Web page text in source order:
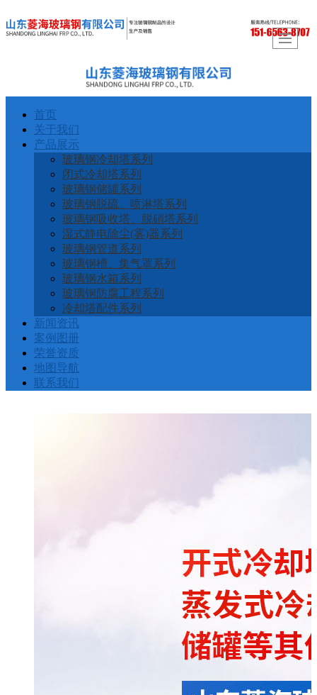
首页
关于我们
产品展示
玻璃钢冷却塔系列
闭式冷却塔系列
玻璃钢储罐系列
玻璃钢脱硫、喷淋塔系列
玻璃钢吸收塔、脱硝塔系列
湿式静电除尘(雾)器系列
玻璃钢管道系列
玻璃钢槽、集气罩系列
玻璃钢水箱系列
玻璃钢防腐工程系列
冷却塔配件系列
新闻资讯
案例图册
荣誉资质
地图导航
联系我们